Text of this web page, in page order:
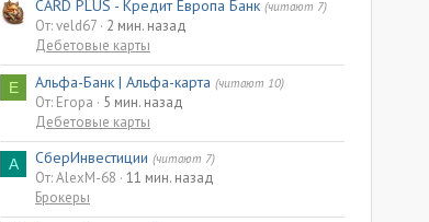
CARD PLUS - Кредит Европа Банк (читают 7)
От: veld67 2 мин. назад
Дебетовые карты
Е Альфа-Банк | Альфа-карта (читают 10)
От: Егора
5 мин. назад
Дебетовые карты
A СберИнвестиции (читают 7)
От: AlexM-68 11 мин. назад
Брокеры